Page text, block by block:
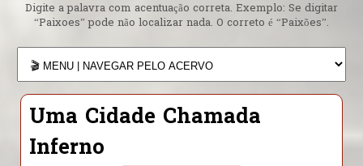
Digite a palavra com acentuação correta. Exemplo: Se digitar
“Paixoes” pode não localizar nada. O correto é “Paixões”.
Uma Cidade Chamada
Inferno